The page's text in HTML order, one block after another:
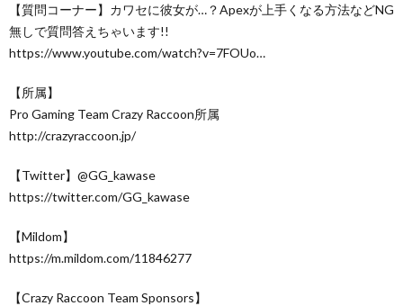
【質問コーナー】カワセに彼女が…？Apexが上手くなる方法などNG
無しで質問答えちゃいます!!
https://www.youtube.com/watch?v=7FOUo…
【所属】
Pro Gaming Team Crazy Raccoon所属
http://crazyraccoon.jp/​
【Twitter】@GG_kawase
https://twitter.com/GG_kawase​
【Mildom】
https://m.mildom.com/11846277
【Crazy Raccoon Team Sponsors】